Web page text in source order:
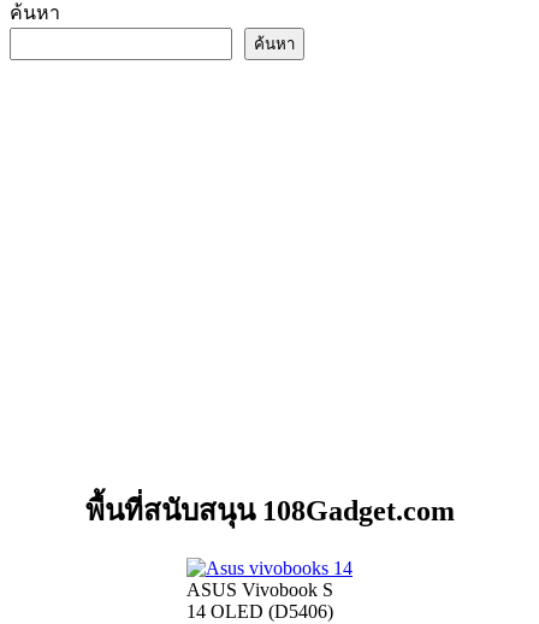
ค้นหา
ค้นหา
พื้นที่สนับสนุน 108Gadget.com
ASUS Vivobook S
14 OLED (D5406)